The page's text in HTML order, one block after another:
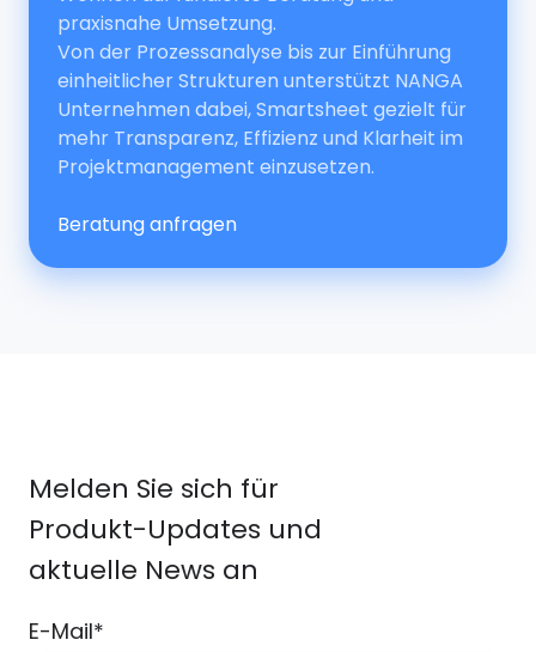
Rosenheim; Hallbergmoos dient als Lager &
Logistik inklusive Küchenheimberatung für
den Großraum München. Zur erweiterten
Unternehmensgruppe gehört die
Raumschmiede GmbH mit den Online-Shops
Garten-und-Freizeit.de, Betten.de und
Piolo.de; bei WEKO stehen der Mensch, ein
Engagement im Mittelpunkt.
praxisnahe Umsetzung.
Von der Prozessanalyse bis zur Einführung
einheitlicher Strukturen unterstützt NANGA
Unternehmen dabei, Smartsheet gezielt für
mehr Transparenz, Effizienz und Klarheit im
Projektmanagement einzusetzen.
Beratung anfragen
Melden Sie sich für
Produkt-Updates und
aktuelle News an
E-Mail*